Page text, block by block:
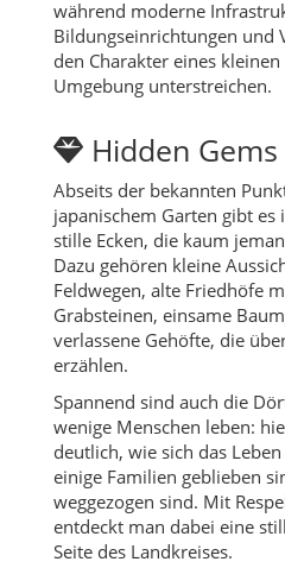
während moderne
Bildungseinrichtungen und
den Charakter eines
Umgebung unterstreichen.
Hidden
Abseits der bekannten
japanischem Garten gibt es
stille Ecken, die kaum
Dazu gehören kleine
Feldwegen, alte Friedhöfe
Grabsteinen, einsame
verlassene Gehöfte, die
erzählen.
Spannend sind auch die
wenige Menschen leben:
deutlich, wie sich das
einige Familien geblieben
weggezogen sind. Mit
entdeckt man dabei eine
Seite des Landkreises.